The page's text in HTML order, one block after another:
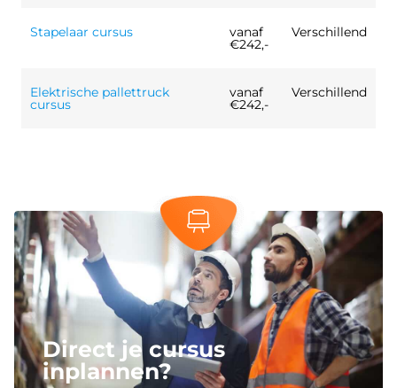
Stapelaar cursus vanaf
€242,-
Verschillend
Elektrische pallettruck
cursus
vanaf
€242,-
Verschillend
Direct je cursus
inplannen?